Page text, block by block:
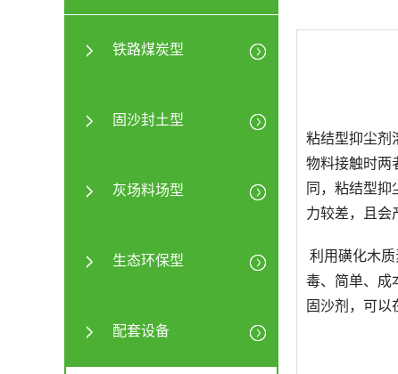
铁路煤炭型
固沙封土型
灰场料场型
生态环保型
配套设备
粘结型抑尘剂
物料接触时两
同，粘结型
力较差，且会
利用磺化木
毒、简单、成
固沙剂，可以